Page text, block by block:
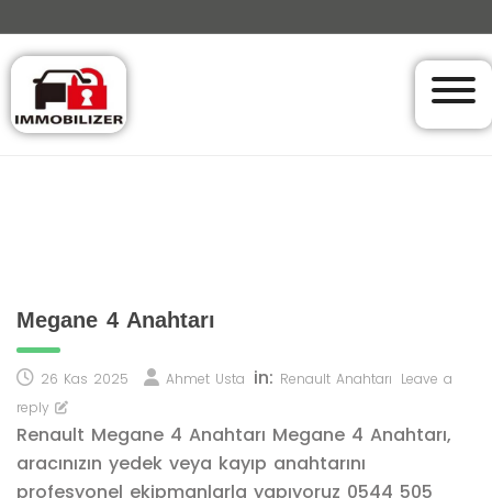
Megane 4 Anahtarı
26 Kas 2025 Ahmet Usta in: Renault Anahtarı Leave a
reply
Renault Megane 4 Anahtarı Megane 4 Anahtarı,
aracınızın yedek veya kayıp anahtarını
profesyonel ekipmanlarla yapıyoruz 0544 505